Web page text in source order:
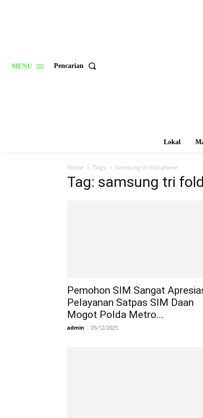
MENU Pencarian
Lokal
Home Tags Samsung tri fold phone
Tag: samsung tri
Pemohon SIM Sangat
Pelayanan Satpas SIM Daan
Mogot Polda Metro...
admin - 05/12/2025